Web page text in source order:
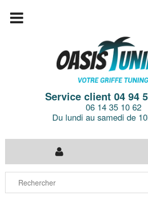
Service client 04 94
06 14 35 10 62
Du lundi au samedi de